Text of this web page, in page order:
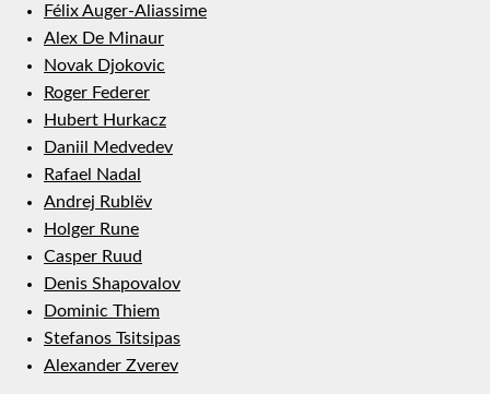
Félix Auger-Aliassime
Alex De Minaur
Novak Djokovic
Roger Federer
Hubert Hurkacz
Daniil Medvedev
Rafael Nadal
Andrej Rublëv
Holger Rune
Casper Ruud
Denis Shapovalov
Dominic Thiem
Stefanos Tsitsipas
Alexander Zverev